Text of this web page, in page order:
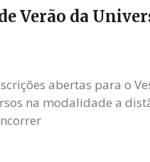
Verão da
abertas para o
na modalidade a